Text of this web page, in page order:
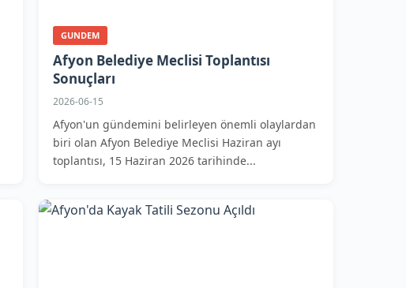
GUNDEM
Afyon Belediye Meclisi Toplantısı
Sonuçları
2026-06-15
Afyon'un gündemini belirleyen önemli olaylardan
biri olan Afyon Belediye Meclisi Haziran ayı
toplantısı, 15 Haziran 2026 tarihinde...